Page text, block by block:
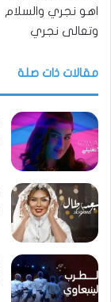
اهو نجري والسلام
وتعالى نجري
مقالات ذات صلة